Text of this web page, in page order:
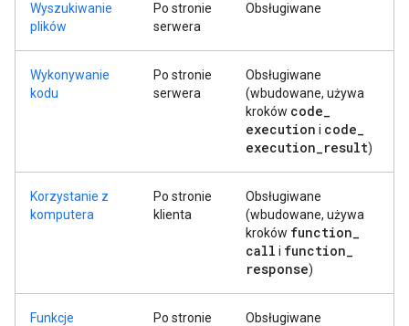
Wyszukiwanie
plików
Po stronie
serwera
Obsługiwane
Wykonywanie
kodu
Po stronie
serwera
Obsługiwane
(wbudowane, używa
kroków code_
execution i code_
execution_result)
Korzystanie z
komputera
Po stronie
klienta
Obsługiwane
(wbudowane, używa
kroków function_
call i function_
response)
Funkcje
Po stronie
Obsługiwane